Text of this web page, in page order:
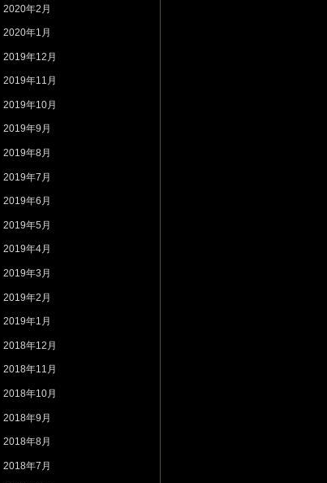
2020年2月
2020年1月
2019年12月
2019年11月
2019年10月
2019年9月
2019年8月
2019年7月
2019年6月
2019年5月
2019年4月
2019年3月
2019年2月
2019年1月
2018年12月
2018年11月
2018年10月
2018年9月
2018年8月
2018年7月